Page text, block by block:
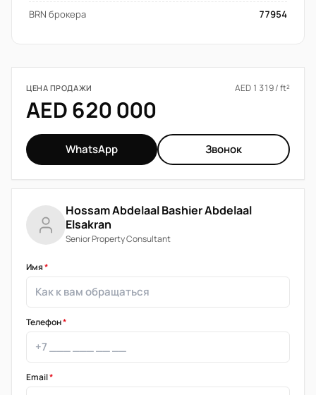
BRN брокера
77954
ЦЕНА ПРОДАЖИ AED 1 319 / ft²
AED 620 000
WhatsApp Звонок
Hossam Abdelaal Bashier Abdelaal
Elsakran
Senior Property Consultant
Имя*
Телефон*
Email*